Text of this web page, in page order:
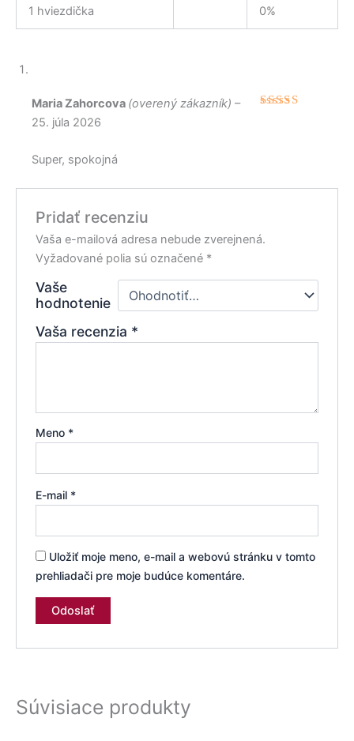
1 hviezdička 0%
Maria Zahorcova (overený zákazník) –
25. júla 2026
Super, spokojná
Pridať recenziu
Vaša e-mailová adresa nebude zverejnená.
Vyžadované polia sú označené *
Vaše
hodnotenie
Vaša recenzia *
Meno *
E-mail *
Uložiť moje meno, e-mail a webovú stránku v tomto
prehliadači pre moje budúce komentáre.
Súvisiace produkty